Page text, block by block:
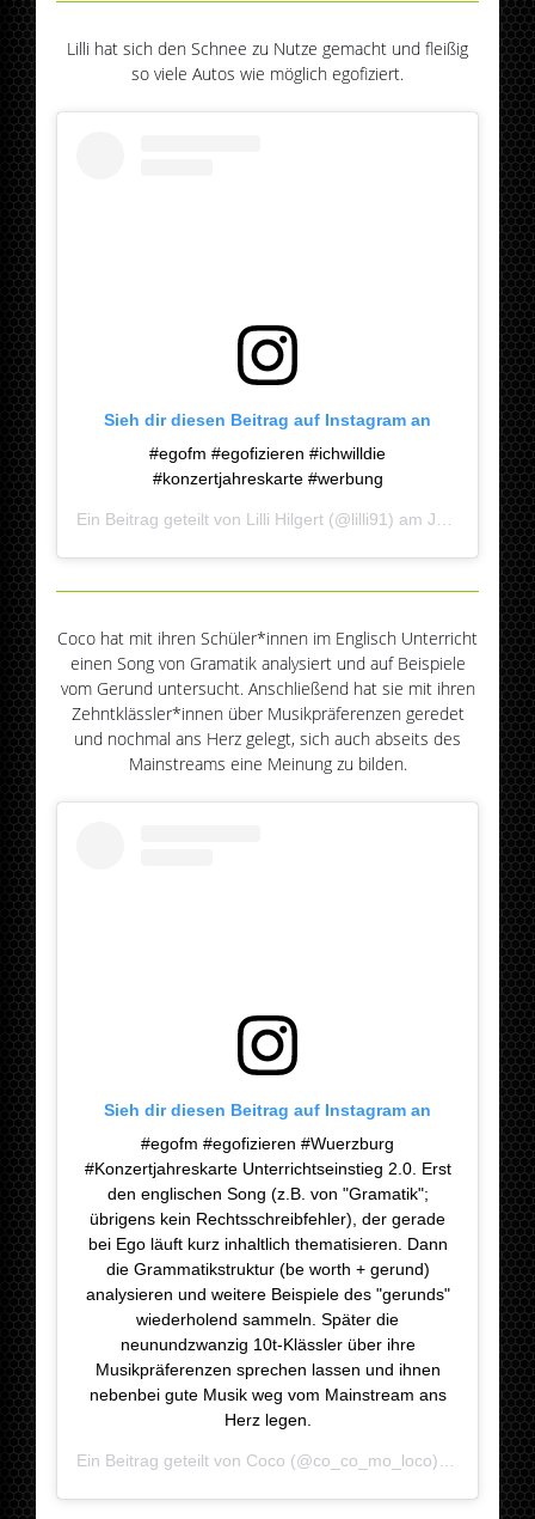
Lilli hat sich den Schnee zu Nutze gemacht und fleißig
so viele Autos wie möglich egofiziert.
Sieh dir diesen Beitrag auf Instagram an
#egofm #egofizieren #ichwilldie
#konzertjahreskarte #werbung
Ein Beitrag geteilt von Lilli Hilgert (@lilli91) amJan 10, 2019 um 11:12 PST
Coco hat mit ihren Schüler*innen im Englisch Unterricht
einen Song von Gramatik analysiert und auf Beispiele
vom Gerund untersucht. Anschließend hat sie mit ihren
Zehntklässler*innen über Musikpräferenzen geredet
und nochmal ans Herz gelegt, sich auch abseits des
Mainstreams eine Meinung zu bilden.
Sieh dir diesen Beitrag auf Instagram an
#egofm #egofizieren #Wuerzburg
#Konzertjahreskarte Unterrichtseinstieg 2.0. Erst
den englischen Song (z.B. von "Gramatik";
übrigens kein Rechtsschreibfehler), der gerade
bei Ego läuft kurz inhaltlich thematisieren. Dann
die Grammatikstruktur (be worth + gerund)
analysieren und weitere Beispiele des "gerunds"
wiederholend sammeln. Später die
neunundzwanzig 10t-Klässler über ihre
Musikpräferenzen sprechen lassen und ihnen
nebenbei gute Musik weg vom Mainstream ans
Herz legen.
Ein Beitrag geteilt von Coco (@co_co_mo_loco) am Jan 8,